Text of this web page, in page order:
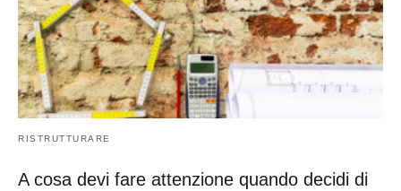
RISTRUTTURARE
A cosa devi fare attenzione quando decidi di